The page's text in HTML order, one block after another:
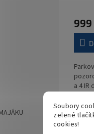
Soubory
zelené
cookies!
999
a 4 IR